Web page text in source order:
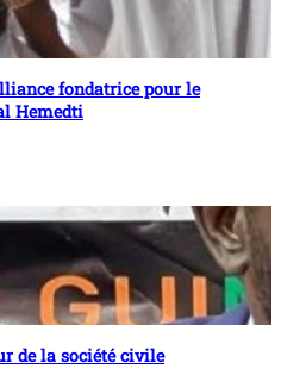
fondatrice pour le
Hemedti
de la société civile